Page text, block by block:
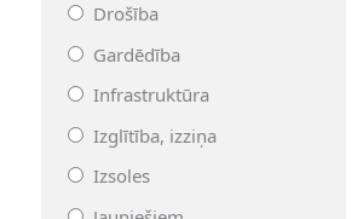
Drošība
Gardēdība
Infrastruktūra
Izglītība, izziņa
Izsoles